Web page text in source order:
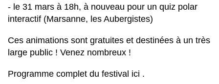
- le 31 mars à 18h, à nouveau pour un quiz polar
interactif (Marsanne, les Aubergistes)
Ces animations sont gratuites et destinées à un très
large public ! Venez nombreux !
Programme complet du festival ici .